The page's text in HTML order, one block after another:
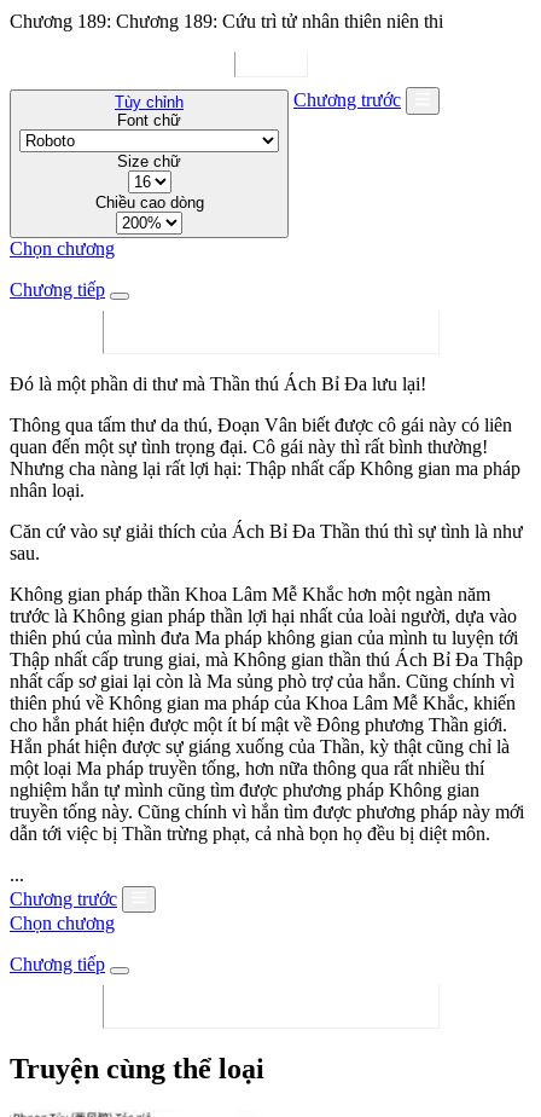
Chương 189: Chương 189: Cứu trì tử nhân thiên niên thi
Tùy chỉnh
Font chữ
Size chữ
Chiều cao dòng
Chương trước
Chọn chương
Chương tiếp
Đó là một phần di thư mà Thần thú Ách Bỉ Đa lưu lại!
Thông qua tấm thư da thú, Đoạn Vân biết được cô gái này có liên
quan đến một sự tình trọng đại. Cô gái này thì rất bình thường!
Nhưng cha nàng lại rất lợi hại: Thập nhất cấp Không gian ma pháp
nhân loại.
Căn cứ vào sự giải thích của Ách Bỉ Đa Thần thú thì sự tình là như
sau.
Không gian pháp thần Khoa Lâm Mễ Khắc hơn một ngàn năm
trước là Không gian pháp thần lợi hại nhất của loài người, dựa vào
thiên phú của mình đưa Ma pháp không gian của mình tu luyện tới
Thập nhất cấp trung giai, mà Không gian thần thú Ách Bỉ Đa Thập
nhất cấp sơ giai lại còn là Ma sủng phò trợ của hắn. Cũng chính vì
thiên phú về Không gian ma pháp của Khoa Lâm Mễ Khắc, khiến
cho hắn phát hiện được một ít bí mật về Đông phương Thần giới.
Hắn phát hiện được sự giáng xuống của Thần, kỳ thật cũng chỉ là
một loại Ma pháp truyền tống, hơn nữa thông qua rất nhiều thí
nghiệm hắn tự mình cũng tìm được phương pháp Không gian
truyền tống này. Cũng chính vì hắn tìm được phương pháp này mới
dẫn tới việc bị Thần trừng phạt, cả nhà bọn họ đều bị diệt môn.
...
Chương trước
Chọn chương
Chương tiếp
Truyện cùng thể loại